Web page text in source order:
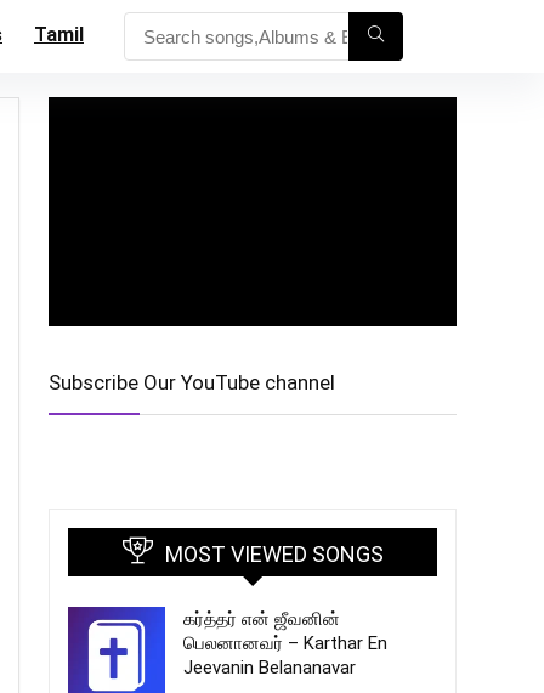
Tamil
Subscribe Our YouTube channel
MOST VIEWED SONGS
கர்த்தர் என் ஜீவனின்
பெலனானவர் – Karthar En
Jeevanin Belananavar